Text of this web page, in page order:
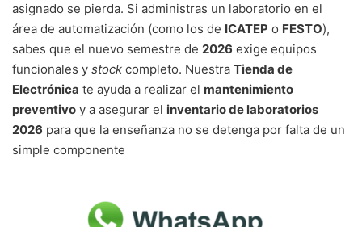
asignado se pierda. Si administras un laboratorio en el
área de automatización (como los de ICATEP o FESTO),
sabes que el nuevo semestre de 2026 exige equipos
funcionales y stock completo. Nuestra Tienda de
Electrónica te ayuda a realizar el mantenimiento
preventivo y a asegurar el inventario de laboratorios
2026 para que la enseñanza no se detenga por falta de un
simple componente